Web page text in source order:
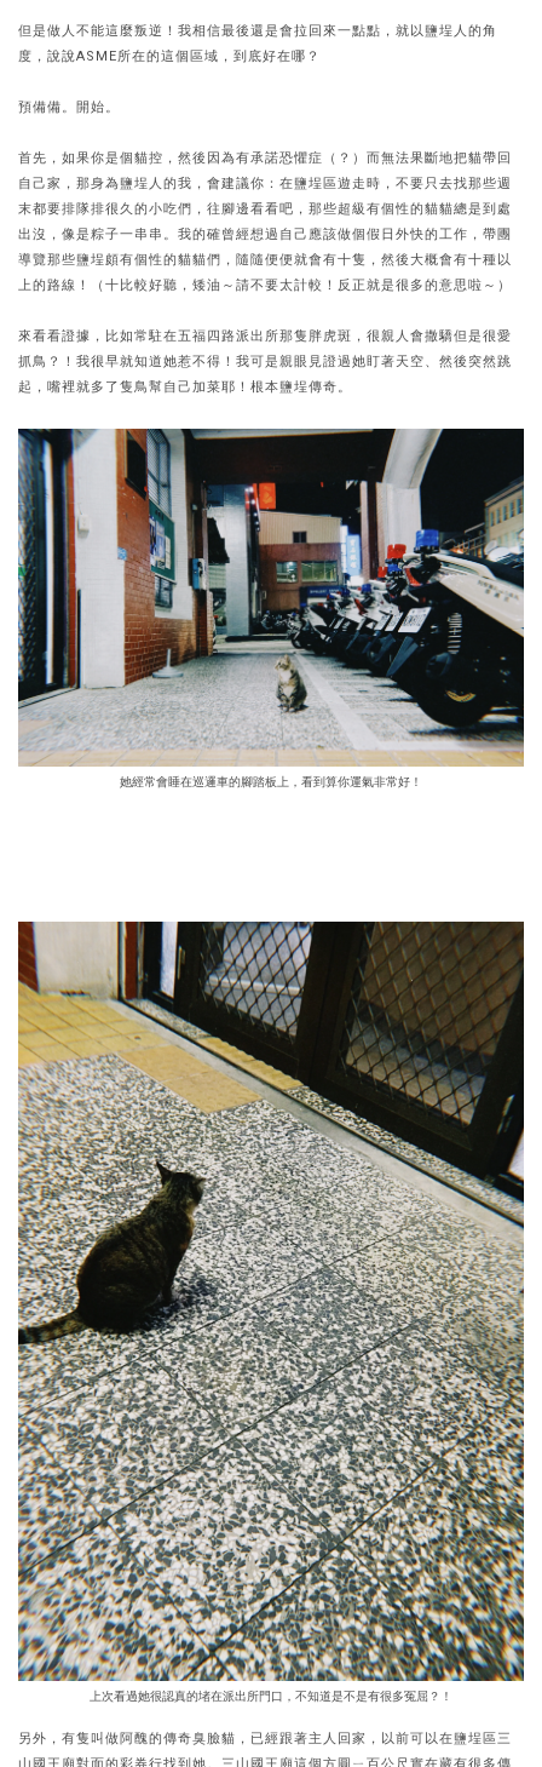
但是做人不能這麼叛逆！我相信最後還是會拉回來一點點，就以鹽埕人的角
度，說說ASME所在的這個區域，到底好在哪？
預備備。開始。
首先，如果你是個貓控，然後因為有承諾恐懼症（？）而無法果斷地把貓帶回
自己家，那身為鹽埕人的我，會建議你：在鹽埕區遊走時，不要只去找那些週
末都要排隊排很久的小吃們，往腳邊看看吧，那些超級有個性的貓貓總是到處
出沒，像是粽子一串串。我的確曾經想過自己應該做個假日外快的工作，帶團
導覽那些鹽埕頗有個性的貓貓們，隨隨便便就會有十隻，然後大概會有十種以
上的路線！（十比較好聽，矮油～請不要太計較！反正就是很多的意思啦～）
來看看證據，比如常駐在五福四路派出所那隻胖虎斑，很親人會撒驕但是很愛
抓鳥？！我很早就知道她惹不得！我可是親眼見證過她盯著天空、然後突然跳
起，嘴裡就多了隻鳥幫自己加菜耶！根本鹽埕傳奇。
她經常會睡在巡邏車的腳踏板上，看到算你運氣非常好！
上次看過她很認真的堵在派出所門口，不知道是不是有很多冤屈？！
另外，有隻叫做阿醜的傳奇臭臉貓，已經跟著主人回家，以前可以在鹽埕區三